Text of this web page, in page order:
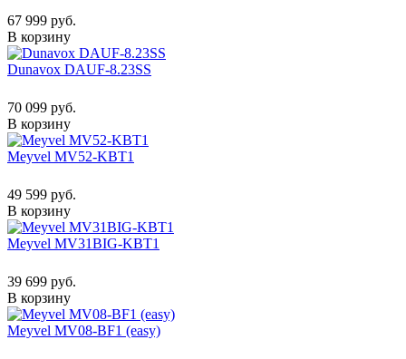
67 999 руб.
В корзину
Dunavox DAUF-8.23SS
70 099 руб.
В корзину
Meyvel MV52-KBT1
49 599 руб.
В корзину
Meyvel MV31BIG-KBT1
39 699 руб.
В корзину
Meyvel MV08-BF1 (easy)